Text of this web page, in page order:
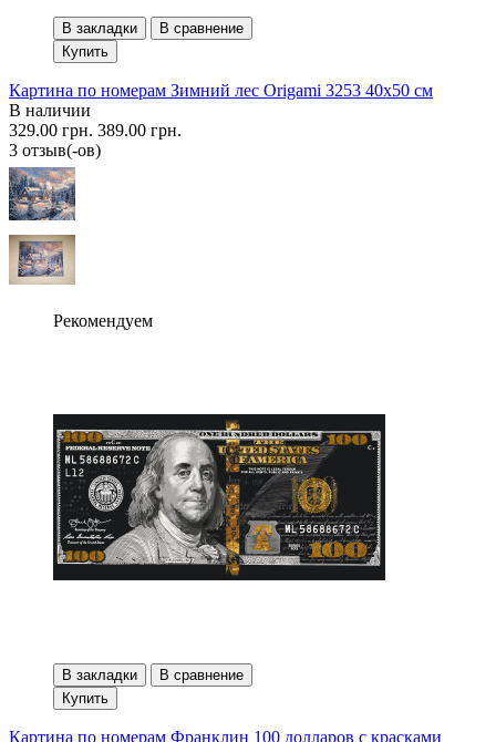
В закладки
В сравнение
Купить
Картина по номерам Зимний лес Origami 3253 40x50 см
В наличии
329.00 грн. 389.00 грн.
3 отзыв(-ов)
Рекомендуем
В закладки
В сравнение
Купить
Картина по номерам Франклин 100 долларов с красками